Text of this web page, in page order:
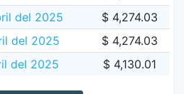
del 2025
$ 4,274.03
del 2025
$ 4,274.03
del 2025
$ 4,130.01